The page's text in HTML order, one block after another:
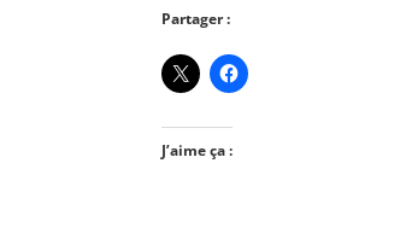
Partager :
J’aime ça :